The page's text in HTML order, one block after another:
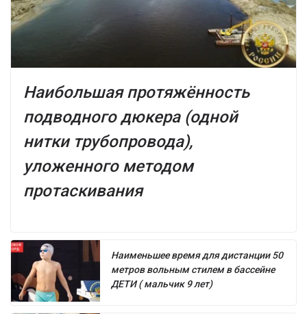
Наибольшая протяжённость
подводного дюкера (одной
нитки трубопровода),
уложенного методом
протаскивания
Наименьшее время для дистанции 50
метров вольным стилем в бассейне
ДЕТИ ( мальчик 9 лет)